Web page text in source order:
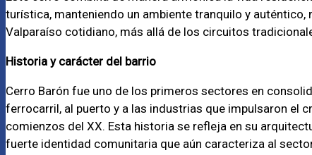
turística, manteniendo un ambiente tranquilo y
Valparaíso cotidiano, más allá de los circuitos
Historia y carácter del barrio
Cerro Barón fue uno de los primeros sectores en
ferrocarril, al puerto y a las industrias que impulsaron el
comienzos del XX. Esta historia se refleja en su
fuerte identidad comunitaria que aún caracteriza al